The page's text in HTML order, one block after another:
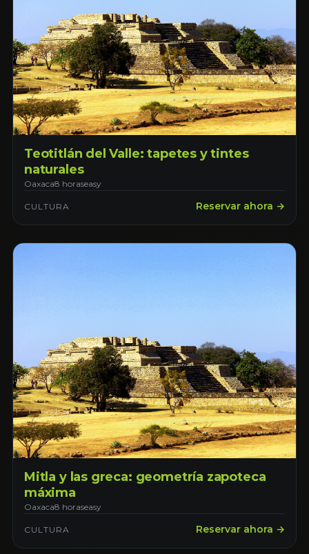
Teotitlán del Valle: tapetes y tintes
naturales
Oaxaca8 horaseasy
CULTURA Reservar ahora →
Mitla y las greca: geometría zapoteca
máxima
Oaxaca8 horaseasy
CULTURA Reservar ahora →